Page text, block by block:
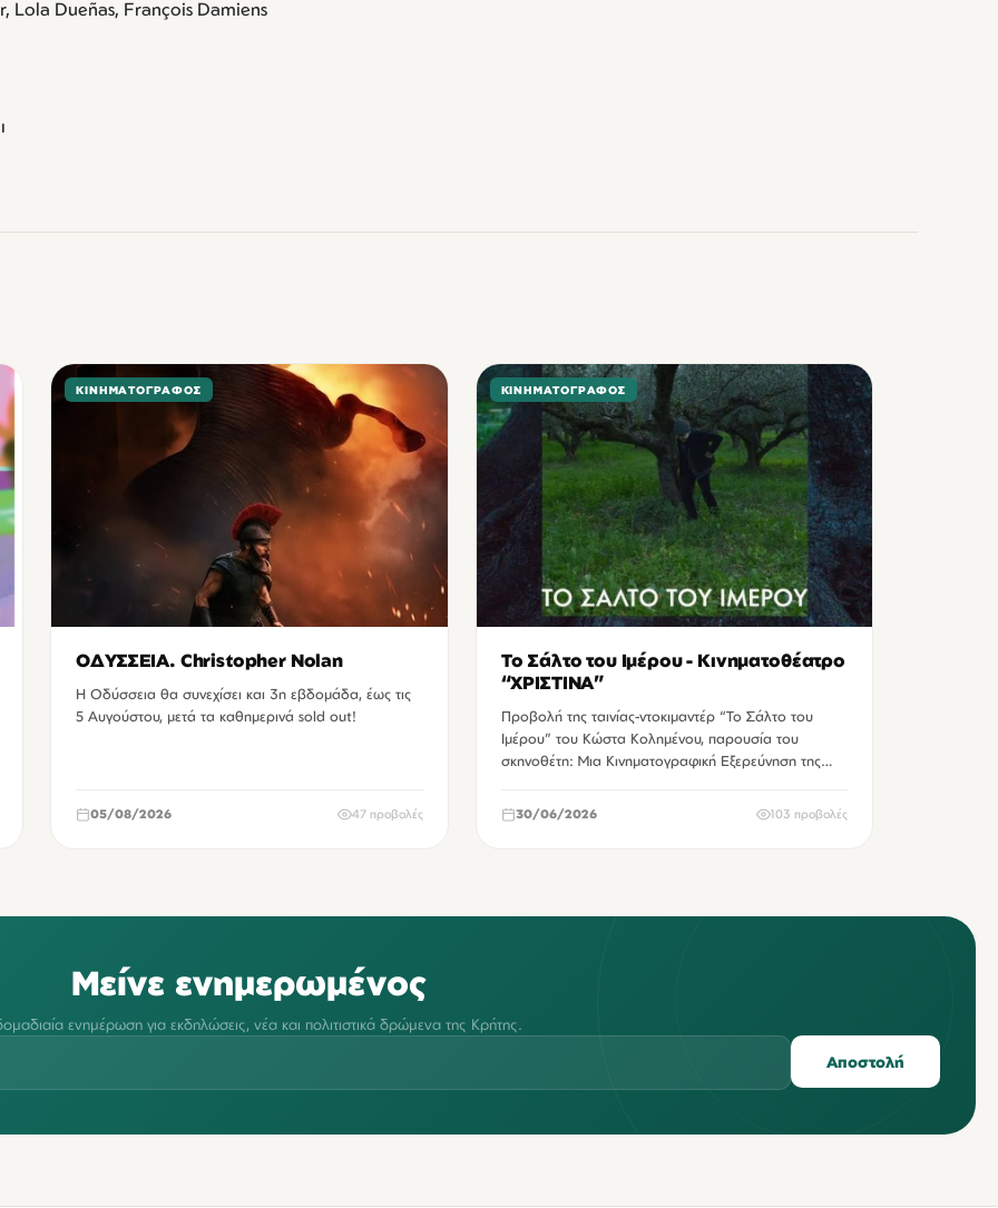
Lola Dueñas, François Damiens
ΚΙΝΗΜΑΤΟΓΡΆΦΟΣ
ΟΔΥΣΣΕΙΑ. Christopher Nolan
Η Οδύσσεια θα συνεχίσει και 3η εβδομάδα, έως τις
5 Αυγούστου, μετά τα καθημερινά sold out!
05/08/2026 47 προβολές
ΚΙΝΗΜΑΤΟΓΡΆΦΟΣ
Το Σάλτο του Ιμέρου - Κινηματοθέατρο
“ΧΡΙΣΤΙΝΑ”
Προβολή της ταινίας-ντοκιμαντέρ “Το Σάλτο του
Ιμέρου” του Κώστα Κολημένου, παρουσία του
σκηνοθέτη: Μια Κινηματογραφική Εξερεύνηση της
30/06/2026 103 προβολές
Μείνε ενημερωμένος
ενημέρωση για εκδηλώσεις, νέα και πολιτιστικά δρώμενα της Κρήτης.
Αποστολή